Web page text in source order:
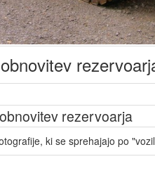
rezervoarja
ki se sprehajajo po